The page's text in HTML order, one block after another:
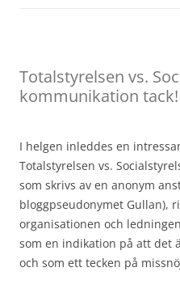
Totalstyrelsen vs.
kommunikation tack!
I helgen inleddes en
Totalstyrelsen vs.
som skrivs av en anonym
bloggpseudonymet Gullan),
organisationen och
som en indikation på att det
och som ett tecken på